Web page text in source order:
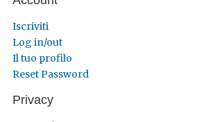
Iscriviti
Log in/out
Il tuo profilo
Reset Password
Privacy